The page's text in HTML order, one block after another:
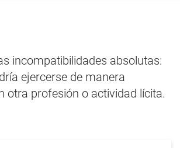
incompatibilidades absolutas:
ejercerse de manera
otra profesión o actividad lícita.